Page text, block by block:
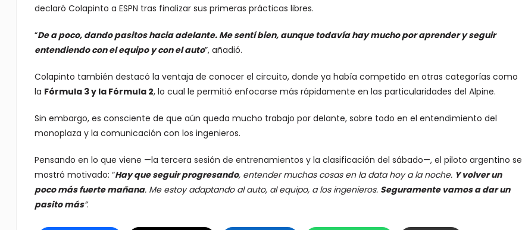
declaró Colapinto a ESPN tras finalizar sus primeras prácticas libres.
“De a poco, dando pasitos hacia adelante. Me sentí bien, aunque todavía hay mucho por aprender y seguir
entendiendo con el equipo y con el auto”, añadió.
Colapinto también destacó la ventaja de conocer el circuito, donde ya había competido en otras categorías como
la Fórmula 3 y la Fórmula 2, lo cual le permitió enfocarse más rápidamente en las particularidades del Alpine.
Sin embargo, es consciente de que aún queda mucho trabajo por delante, sobre todo en el entendimiento del
monoplaza y la comunicación con los ingenieros.
Pensando en lo que viene —la tercera sesión de entrenamientos y la clasificación del sábado—, el piloto argentino se
mostró motivado: “Hay que seguir progresando, entender muchas cosas en la data hoy a la noche. Y volver un
poco más fuerte mañana. Me estoy adaptando al auto, al equipo, a los ingenieros. Seguramente vamos a dar un
pasito más”.